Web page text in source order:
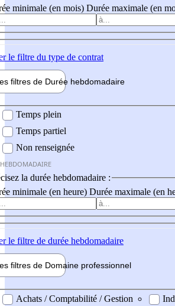
minimale (en mois) Durée maximale (en
le filtre du type de contrat
filtres de Durée hebdomadaire
Temps plein
Temps partiel
Non renseignée
la durée hebdomadaire :
minimale (en heure) Durée maximale (en
le filtre de durée hebdomadaire
filtres de Domaine professionnel
professionel
Achats / Comptabilité / Gestion